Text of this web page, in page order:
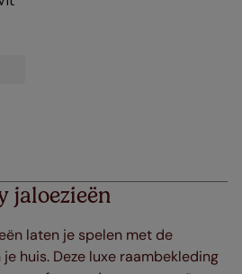
jaloezieën
laten je spelen met de
huis. Deze luxe raambekleding